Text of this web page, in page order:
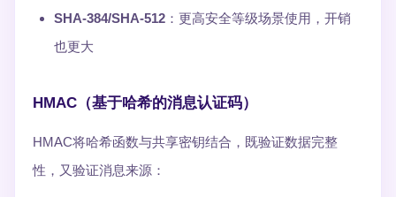
SHA-384/SHA-512 ：更高安全等级场景使用，开销
也更大
HMAC（基于哈希的消息认证码）
HMAC将哈希函数与共享密钥结合，既验证数据完整
性，又验证消息来源：